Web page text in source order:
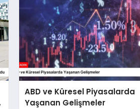
ABD ve Küresel Piyasalarda
Yaşanan Gelişmeler